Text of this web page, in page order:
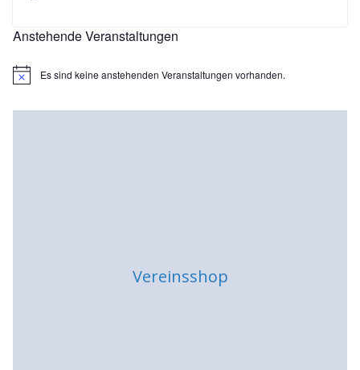
Anstehende Veranstaltungen
H
Es sind keine anstehenden Veranstaltungen vorhanden.
Vereinsshop